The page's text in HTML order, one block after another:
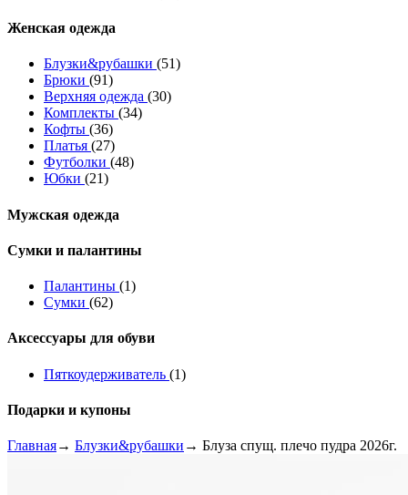
Женская одежда
Блузки&рубашки (51)
Брюки (91)
Верхняя одежда (30)
Комплекты (34)
Кофты (36)
Платья (27)
Футболки (48)
Юбки (21)
Мужская одежда
Сумки и палантины
Палантины (1)
Сумки (62)
Аксессуары для обуви
Пяткоудерживатель (1)
Подарки и купоны
Главная→ Блузки&рубашки → Блуза спущ. плечо пудра 2026г.